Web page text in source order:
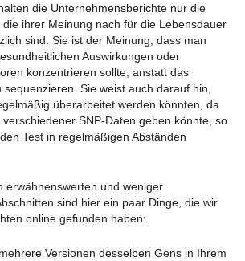
die Unternehmensberichte nur die
ihrer Meinung nach für die Lebensdauer
sind. Sie ist der Meinung, dass man
Auswirkungen oder
konzentrieren sollte, anstatt das
Sie weist auch darauf hin,
überarbeitet werden könnten, da
SNP-Daten geben könnte, so
Test in regelmäßigen Abständen
erwähnenswerten und weniger
sind hier ein paar Dinge, die wir
online gefunden haben:
Versionen desselben Gens in Ihrem